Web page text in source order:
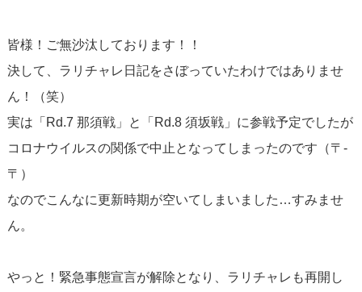
皆様！ご無沙汰しております！！
決して、ラリチャレ日記をさぼっていたわけではありませ
ん！（笑）
実は「Rd.7 那須戦」と「Rd.8 須坂戦」に参戦予定でしたが
コロナウイルスの関係で中止となってしまったのです（〒-
〒）
なのでこんなに更新時期が空いてしまいました…すみませ
ん。
やっと！緊急事態宣言が解除となり、ラリチャレも再開し